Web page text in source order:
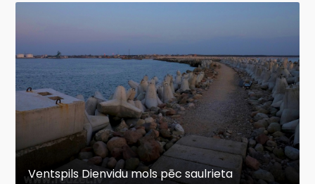
Ventspils Dienvidu mols pēc saulrieta